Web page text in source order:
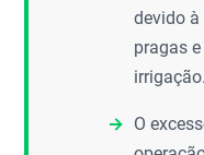
devido
pragas
irrigação.
O